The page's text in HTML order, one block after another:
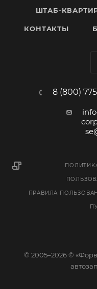
ШТАБ-
КОНТАКТЫ
8 (800)
ПРАВИЛА
© 2005–2026 ©